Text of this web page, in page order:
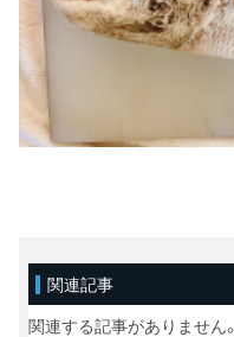
関連記事
関連する記事がありません。